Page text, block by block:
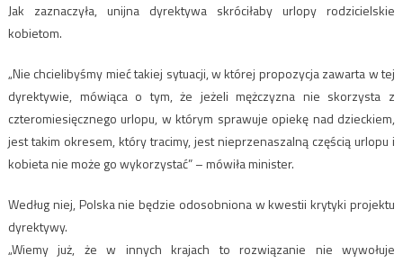
Jak zaznaczyła, unijna dyrektywa skróciłaby urlopy rodzicielskie
kobietom.
„Nie chcielibyśmy mieć takiej sytuacji, w której propozycja zawarta w tej
dyrektywie, mówiąca o tym, że jeżeli mężczyzna nie skorzysta z
czteromiesięcznego urlopu, w którym sprawuje opiekę nad dzieckiem,
jest takim okresem, który tracimy, jest nieprzenaszalną częścią urlopu i
kobieta nie może go wykorzystać” – mówiła minister.
Według niej, Polska nie będzie odosobniona w kwestii krytyki projektu
dyrektywy.
„Wiemy już, że w innych krajach to rozwiązanie nie wywołuje